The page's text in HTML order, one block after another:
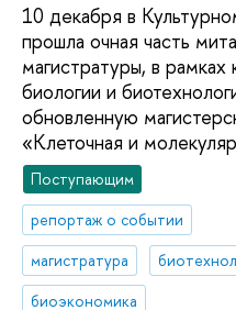
10 декабря в
прошла очная часть
магистратуры, в рамках
биологии и
обновленную
«Клеточная и
Поступающим
репортаж о событии
магистратура
биоэкономика